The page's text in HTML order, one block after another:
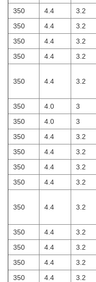
350
4.4 3.2
350
4.4 3.2
350
4.4 3.2
350
4.4 3.2
350 4.4 3.2
350
4.0 3
350
4.0 3
350
4.4 3.2
350
4.4 3.2
350
4.4 3.2
350
4.4 3.2
350 4.4 3.2
350
4.4 3.2
350
4.4 3.2
350
4.4 3.2
350
4.4 3.2